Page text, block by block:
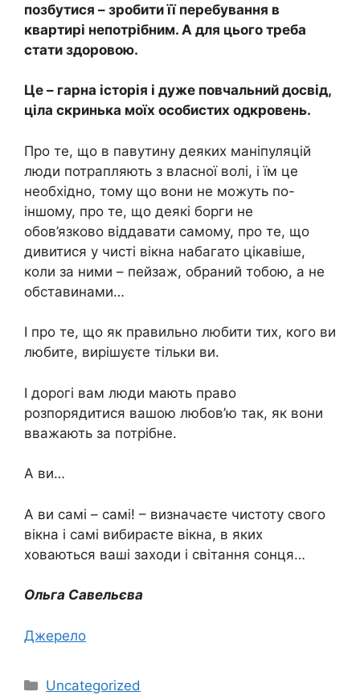
позбутися – зробити її перебування в
квартирі непотрібним. А для цього треба
стати здоровою.
Це – гарна історія і дуже повчальний досвід,
ціла скринька моїх особистих одкровень.
Про те, що в павутину деяких маніпуляцій
люди потрапляють з власної волі, і їм це
необхідно, тому що вони не можуть по-
іншому, про те, що деякі борги не
обов’язково віддавати самому, про те, що
дивитися у чисті вікна набагато цікавіше,
коли за ними – пейзаж, обраний тобою, а не
обставинами…
І про те, що як правильно любити тих, кого ви
любите, вирішуєте тільки ви.
І дорогі вам люди мають право
розпорядитися вашою любов’ю так, як вони
вважають за потрібне.
А ви…
А ви самі – самі! – визначаєте чистоту свого
вікна і самі вибираєте вікна, в яких
ховаються ваші заходи і світання сонця…
Ольга Савельєва
Джерело
Категорії
Uncategorized